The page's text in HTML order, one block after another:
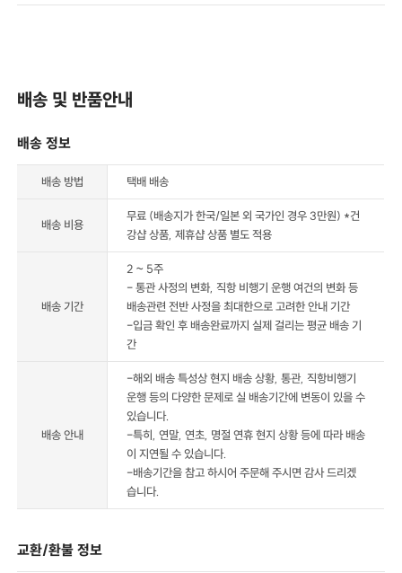
배송 및 반품안내
배송 정보
배송 방법 택배 배송
배송 비용
무료 (배송지가 한국/일본 외 국가인 경우 3만원) *건
강샵 상품, 제휴샵 상품 별도 적용
배송 기간
2 ~ 5주
- 통관 사정의 변화, 직항 비행기 운행 여건의 변화 등
배송관련 전반 사정을 최대한으로 고려한 안내 기간
-입금 확인 후 배송완료까지 실제 걸리는 평균 배송 기
간
배송 안내
-해외 배송 특성상 현지 배송 상황, 통관, 직항비행기
운행 등의 다양한 문제로 실 배송기간에 변동이 있을 수
있습니다.
-특히, 연말, 연초, 명절 연휴 현지 상황 등에 따라 배송
이 지연될 수 있습니다.
-배송기간을 참고 하시어 주문해 주시면 감사 드리겠
습니다.
교환/환불 정보